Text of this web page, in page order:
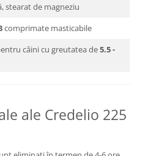
stearat de magneziu​
comprimate masticabile
câini cu greutatea de5.5 -
ale Credelio 225